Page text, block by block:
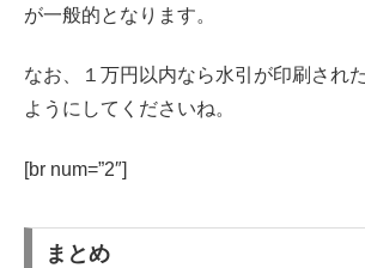
が一般的となります。
なお、１万円以内なら水引が印刷され
ようにしてくださいね。
[br num=”2″]
まとめ